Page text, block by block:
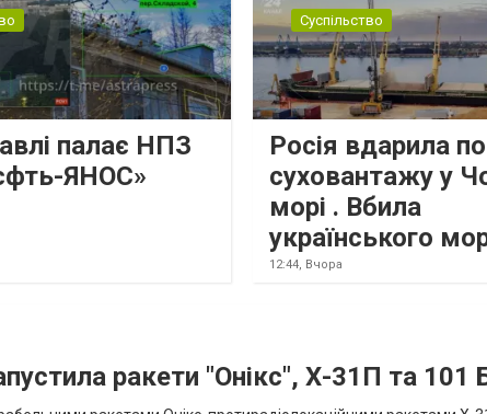
палає НПЗ
ЯНОС»
Суспільство
Росія вдарила по
суховантажу у
морі . Вбила
українського
12:44, Вчора
ракети "Онікс", Х-31П та 101